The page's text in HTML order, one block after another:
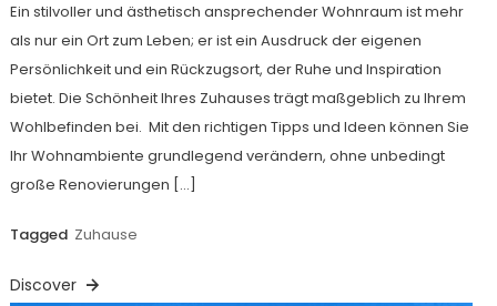
Ein stilvoller und ästhetisch ansprechender Wohnraum ist mehr
als nur ein Ort zum Leben; er ist ein Ausdruck der eigenen
Persönlichkeit und ein Rückzugsort, der Ruhe und Inspiration
bietet. Die Schönheit Ihres Zuhauses trägt maßgeblich zu Ihrem
Wohlbefinden bei. Mit den richtigen Tipps und Ideen können Sie
Ihr Wohnambiente grundlegend verändern, ohne unbedingt
große Renovierungen […]
Tagged Zuhause
Discover